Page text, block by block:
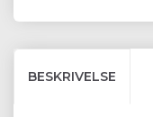
BESKRIVELSE